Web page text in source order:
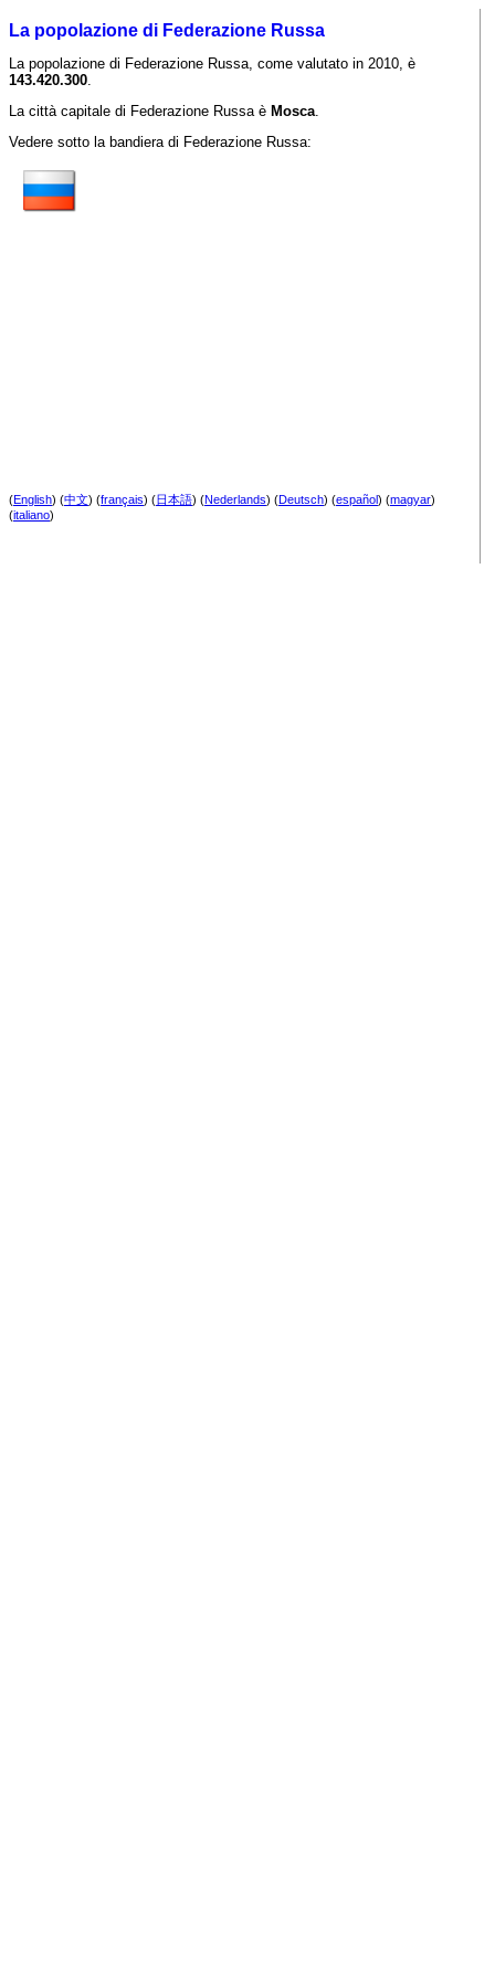
La popolazione di Federazione Russa
La popolazione di Federazione Russa, come valutato in 2010, è
143.420.300
La città capitale di Federazione Russa è Mosca
Vedere sotto la bandiera di Federazione Russa:
(English) (中文) (français) (日本語) (Nederlands) (Deutsch) (español) (magyar)
(italiano)